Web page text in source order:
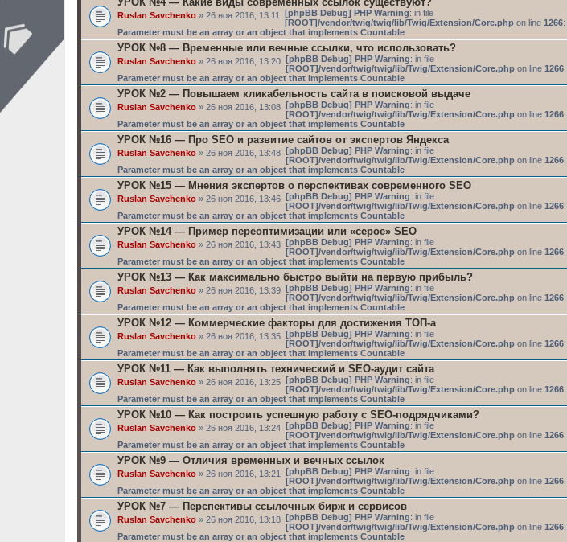
Ruslan Savchenko » 26 ноя 2016, 13:11 [phpBB Debug] PHP Warning: in file
[ROOT]/vendor/twig/twig/lib/Twig/Extension/Core.phpon line 1266:
Parameter must be an array or an object that implements Countable
УРОК №8 — Временные или вечные ссылки, что использовать?
Ruslan Savchenko » 26 ноя 2016, 13:20 [phpBB Debug] PHP Warning: in file
[ROOT]/vendor/twig/twig/lib/Twig/Extension/Core.phpon line 1266:
Parameter must be an array or an object that implements Countable
УРОК №2 — Повышаем кликабельность сайта в поисковой выдаче
Ruslan Savchenko » 26 ноя 2016, 13:08 [phpBB Debug] PHP Warning: in file
[ROOT]/vendor/twig/twig/lib/Twig/Extension/Core.phpon line 1266:
Parameter must be an array or an object that implements Countable
УРОК №16 — Про SEO и развитие сайтов от экспертов Яндекса
Ruslan Savchenko » 26 ноя 2016, 13:48 [phpBB Debug] PHP Warning: in file
[ROOT]/vendor/twig/twig/lib/Twig/Extension/Core.phpon line 1266:
Parameter must be an array or an object that implements Countable
УРОК №15 — Мнения экспертов о перспективах современного SEO
Ruslan Savchenko » 26 ноя 2016, 13:46 [phpBB Debug] PHP Warning: in file
[ROOT]/vendor/twig/twig/lib/Twig/Extension/Core.phpon line 1266:
Parameter must be an array or an object that implements Countable
УРОК №14 — Пример переоптимизации или «серое» SEO
Ruslan Savchenko » 26 ноя 2016, 13:43 [phpBB Debug] PHP Warning: in file
[ROOT]/vendor/twig/twig/lib/Twig/Extension/Core.phpon line 1266:
Parameter must be an array or an object that implements Countable
УРОК №13 — Как максимально быстро выйти на первую прибыль?
Ruslan Savchenko » 26 ноя 2016, 13:39 [phpBB Debug] PHP Warning: in file
[ROOT]/vendor/twig/twig/lib/Twig/Extension/Core.phpon line 1266:
Parameter must be an array or an object that implements Countable
УРОК №12 — Коммерческие факторы для достижения ТОП-а
Ruslan Savchenko » 26 ноя 2016, 13:35 [phpBB Debug] PHP Warning: in file
[ROOT]/vendor/twig/twig/lib/Twig/Extension/Core.phpon line 1266:
Parameter must be an array or an object that implements Countable
УРОК №11 — Как выполнять технический и SEO-аудит сайта
Ruslan Savchenko » 26 ноя 2016, 13:25 [phpBB Debug] PHP Warning: in file
[ROOT]/vendor/twig/twig/lib/Twig/Extension/Core.phpon line 1266:
Parameter must be an array or an object that implements Countable
УРОК №10 — Как построить успешную работу с SEO-подрядчиками?
Ruslan Savchenko » 26 ноя 2016, 13:24 [phpBB Debug] PHP Warning: in file
[ROOT]/vendor/twig/twig/lib/Twig/Extension/Core.phpon line 1266:
Parameter must be an array or an object that implements Countable
УРОК №9 — Отличия временных и вечных ссылок
Ruslan Savchenko » 26 ноя 2016, 13:21 [phpBB Debug] PHP Warning: in file
[ROOT]/vendor/twig/twig/lib/Twig/Extension/Core.phpon line 1266:
Parameter must be an array or an object that implements Countable
УРОК №7 — Перспективы ссылочных бирж и сервисов
Ruslan Savchenko » 26 ноя 2016, 13:18 [phpBB Debug] PHP Warning: in file
[ROOT]/vendor/twig/twig/lib/Twig/Extension/Core.phpon line 1266:
Parameter must be an array or an object that implements Countable